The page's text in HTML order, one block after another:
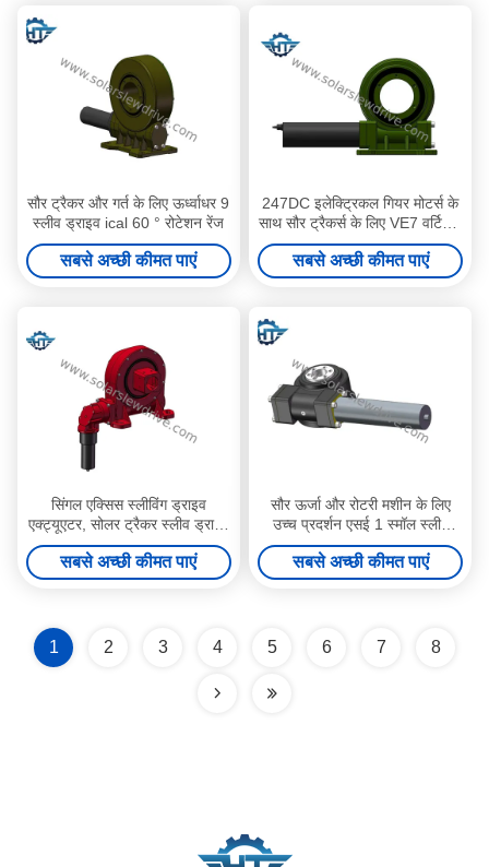
सौर ट्रैकर और गर्त के लिए ऊर्ध्वाधर 9
स्लीव ड्राइव ical 60 ° रोटेशन रेंज
सबसे अच्छी कीमत पाएं
247DC इलेक्ट्रिकल गियर मोटर्स के
साथ सौर ट्रैकर्स के लिए VE7 वर्टिकल
वर्म गियर स्लीव ड्राइव
सबसे अच्छी कीमत पाएं
सिंगल एक्सिस स्लीविंग ड्राइव
एक्ट्यूएटर, सोलर ट्रैकर स्लीव ड्राइव
13 * 13 मेन ट्यूब के साथ फिट है
सबसे अच्छी कीमत पाएं
सौर ऊर्जा और रोटरी मशीन के लिए
उच्च प्रदर्शन एसई 1 स्मॉल स्लीव
ड्राइव
सबसे अच्छी कीमत पाएं
1 2 3 4 5 6 7 8